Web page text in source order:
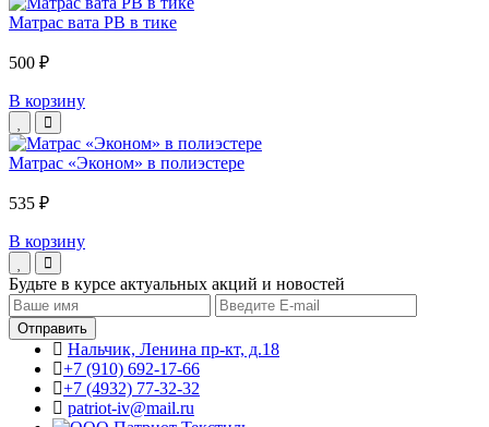
Матрас вата РВ в тике
500 ₽
В корзину
Матрас «Эконом» в полиэстере
535 ₽
В корзину
Будьте в курсе актуальных акций и новостей
Нальчик, Ленина пр-кт, д.18
+7 (910) 692-17-66
+7 (4932) 77-32-32
patriot-iv@mail.ru